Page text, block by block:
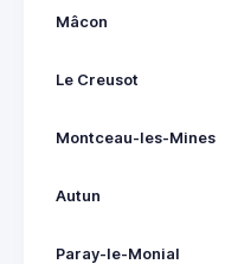
Mâcon
Le Creusot
Montceau-les-Mines
Autun
Paray-le-Monial